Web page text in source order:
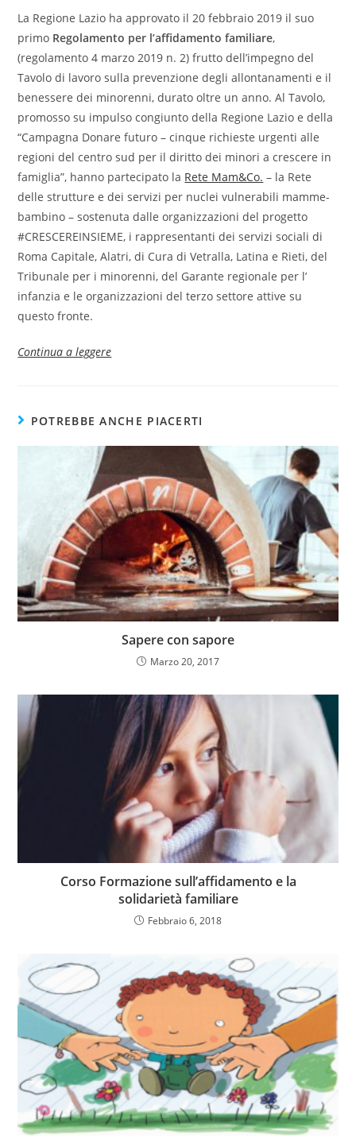
La Regione Lazio ha approvato il 20 febbraio 2019 il suo
primo Regolamento per l’affidamento familiare,
(regolamento 4 marzo 2019 n. 2) frutto dell’impegno del
Tavolo di lavoro sulla prevenzione degli allontanamenti e il
benessere dei minorenni, durato oltre un anno. Al Tavolo,
promosso su impulso congiunto della Regione Lazio e della
“Campagna Donare futuro – cinque richieste urgenti alle
regioni del centro sud per il diritto dei minori a crescere in
famiglia”, hanno partecipato la Rete Mam&Co. – la Rete
delle strutture e dei servizi per nuclei vulnerabili mamme-
bambino – sostenuta dalle organizzazioni del progetto
#CRESCEREINSIEME, i rappresentanti dei servizi sociali di
Roma Capitale, Alatri, di Cura di Vetralla, Latina e Rieti, del
Tribunale per i minorenni, del Garante regionale per l’
infanzia e le organizzazioni del terzo settore attive su
questo fronte.
Continua a leggere
POTREBBE ANCHE PIACERTI
Sapere con sapore
Marzo 20, 2017
Corso Formazione sull’affidamento e la
solidarietà familiare
Febbraio 6, 2018